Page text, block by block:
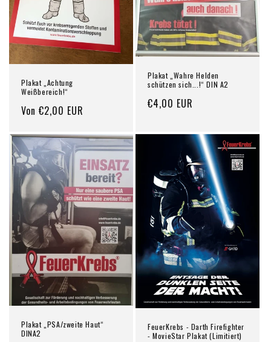
Plakat „Achtung
Weißbereich!“
Normaler
Von €2,00 EUR
Plakat „Wahre Helden
schützen sich...!“ DIN A2
Normaler
€4,00 EUR
Plakat „PSA/zweite Haut“
DINA2
FeuerKrebs - Darth Firefighter
- MovieStar Plakat (Limitiert)